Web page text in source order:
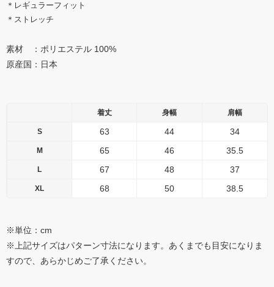
＊レギュラーフィット
＊ストレッチ
素材 ：ポリエステル 100%
原産国：日本
着丈 身幅 肩幅
S 63 44 34
M 65 46 35.5
L 67 48 37
XL 68 50 38.5
※単位：cm
※上記サイズはパターン寸法になります。あくまでも目安になりま
すので、あらかじめご了承ください。